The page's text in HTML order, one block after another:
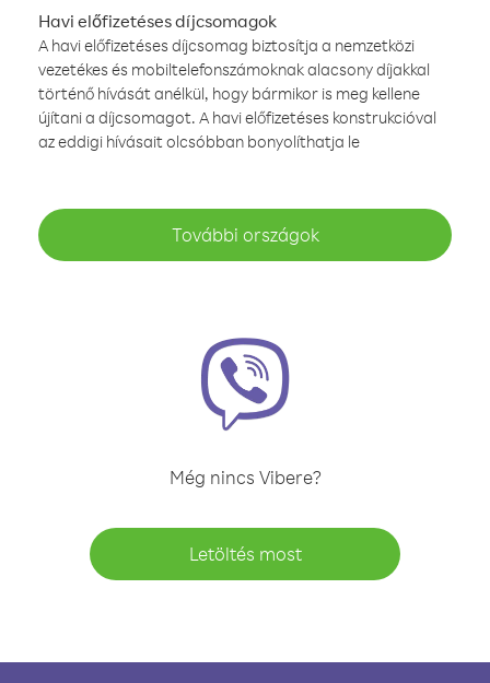
Havi előfizetéses díjcsomagok
A havi előfizetéses díjcsomag biztosítja a nemzetközi
vezetékes és mobiltelefonszámoknak alacsony díjakkal
történő hívását anélkül, hogy bármikor is meg kellene
újítani a díjcsomagot. A havi előfizetéses konstrukcióval
az eddigi hívásait olcsóbban bonyolíthatja le
További országok
Még nincs Vibere?
Letöltés most